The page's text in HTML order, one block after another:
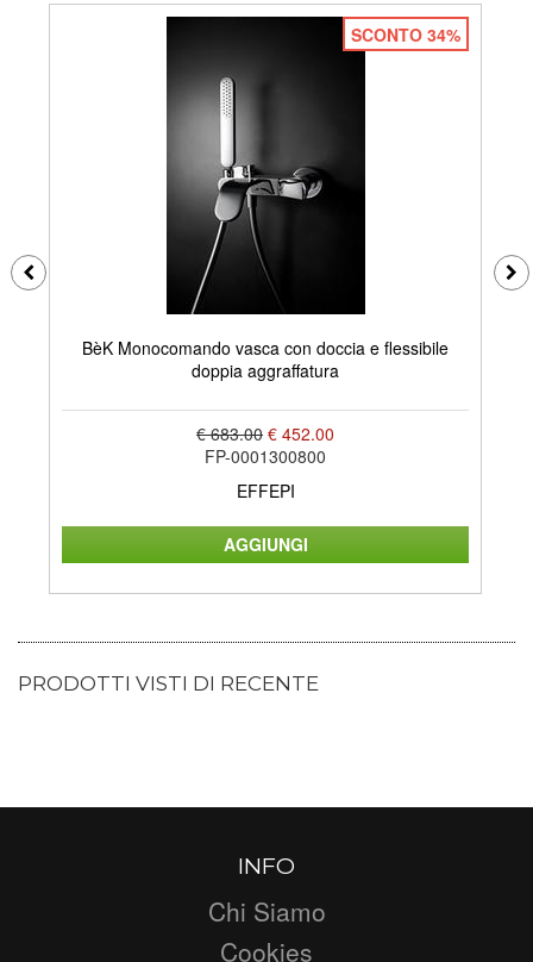
SCONTO 34%
BèK Monocomando vasca con doccia e flessibile
doppia aggraffatura
€ 683.00 € 452.00
FP-0001300800
EFFEPI
PRODOTTI VISTI DI RECENTE
INFO
Chi Siamo
Cookies